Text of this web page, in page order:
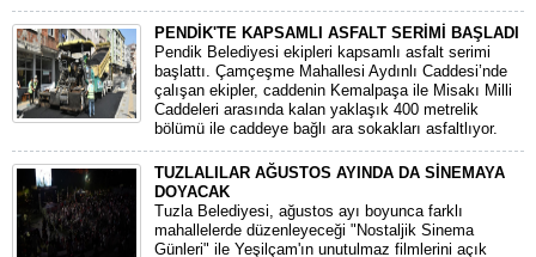
PENDİK'TE KAPSAMLI ASFALT SERİMİ BAŞLADI
Pendik Belediyesi ekipleri kapsamlı asfalt serimi
başlattı. Çamçeşme Mahallesi Aydınlı Caddesi’nde
çalışan ekipler, caddenin Kemalpaşa ile Misakı Milli
Caddeleri arasında kalan yaklaşık 400 metrelik
bölümü ile caddeye bağlı ara sokakları asfaltlıyor.
TUZLALILAR AĞUSTOS AYINDA DA SİNEMAYA
DOYACAK
Tuzla Belediyesi, ağustos ayı boyunca farklı
mahallelerde düzenleyeceği "Nostaljik Sinema
Günleri" ile Yeşilçam'ın unutulmaz filmlerini açık